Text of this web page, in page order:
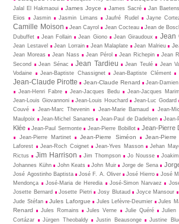
Jalal El Hakmaoui
James Joyce James Sacré Jan Baetens
Eiios
Jasmin Jasmin Limans Jaufré Rudel Jayne
Camille Moison
Jean Cayrol Jean Cocteau Jean de
Dubuffet
Jean Follain Jean Giono Jean Giraudoux Jean
Jean Lestavel
Jean Lorrain Jean Malaplate Jean Malrieu
Jean Moreas
Jean Nass Jean Pérol Jean Richepin Jean
Second
Jean Sénac Jean Tardieu Jean Teulé Jean
Vodaine
Jean-Baptiste Chassignet Jean-Baptiste Clément
Jean-Claude Pirotte Jean-Claude Renard Jean-
Jean-Henri Fabre
Jean-Jacques Bedu Jean-Jacques
Jean-Louis Giovannoni
Jean-Louis Houchard Jean-Luc Godard
Couvé
Jean-Marc Thevenin Jean-Marie Barnaud Jean-
Maulpoix
Jean-Michel Sananes Jean-Paul de Dadelsen Jean-
Klée
Jean-Paul Sermonte Jean-Pierre Bobillot Jean-Pierre
Jean-Pierre Martinet
Jean-Pierre Siméon Jean-
Laforest
Jean-Roch Coignet Jean-Yves Masson Jehan
Rictus
Jim Harrison Jim Thompson Jo Nousse
Johannes Kühn
John Keats John Muir Jorge de Sena
José Agostinho Baptista José F. A. Oliver José Hierro José
Mendonça
José-Maria de Heredia José-Simon Narvaez
Josette Bernard
Josette Pietri Josy Blutaud Joyce Mansour
Jude Stéfan
Jules Laforgue Jules Lefèvre-Deumier Jules
Renard
Jules Romains Jules Verne Julie Quéré Julien
Cortázar
Jürgen Theobaldy Justin Beausonge Justine